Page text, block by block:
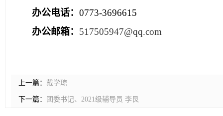
办公电话： 0773-3696615
办公邮箱： 517505947@qq.com
上一篇： 戴学琼
下一篇： 团委书记、2021级辅导员 李艮